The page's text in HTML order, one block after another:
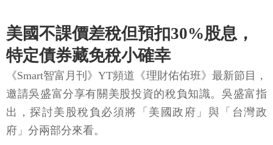
美國不課價差稅但預扣30%股息，
特定債券藏免稅小確幸
《Smart智富月刊》YT頻道《理財佑佑班》最新節目，
邀請吳盛富分享有關美股投資的稅負知識。吳盛富指
出，探討美股稅負必須將「美國政府」與「台灣政
府」分兩部分來看。